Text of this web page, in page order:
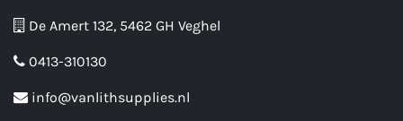
De Amert 132, 5462 GH Veghel
0413-310130
info@vanlithsupplies.nl